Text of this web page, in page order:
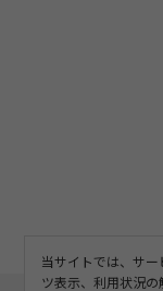
当サイトでは、サ
ツ表示、利用状況